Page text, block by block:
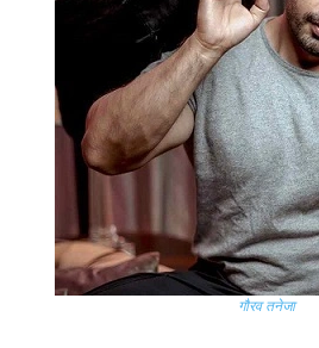
गौरव तनेजा